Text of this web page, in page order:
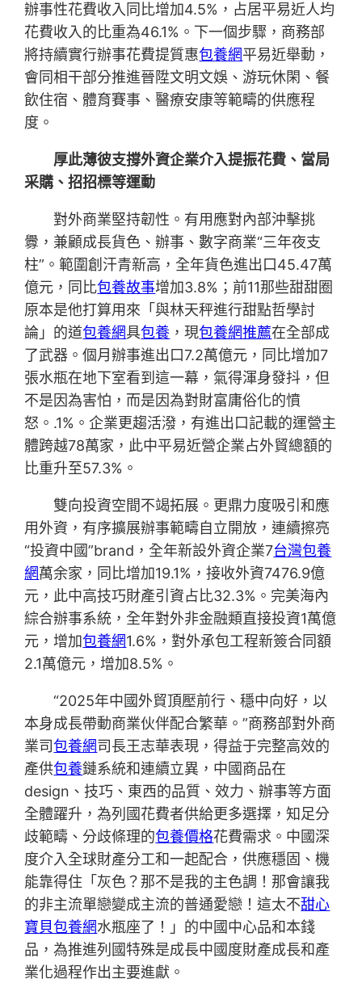
辦事性花費收入同比增加4.5%，占居平易近人均
花費收入的比重為46.1%。下一個步驟，商務部
將持續實行辦事花費提質惠包養網平易近舉動，
會同相干部分推進晉陞文明文娛、游玩休閑、餐
飲住宿、體育賽事、醫療安康等範疇的供應程
度。
厚此薄彼支撐外資企業介入提振花費、當局
采購、招招標等運動
對外商業堅持韌性。有用應對內部沖擊挑
釁，兼顧成長貨色、辦事、數字商業“三年夜支
柱”。範圍創汗青新高，全年貨色進出口45.47萬
億元，同比包養故事增加3.8%；前11那些甜甜圈
原本是他打算用來「與林天秤進行甜點哲學討
論」的道包養網具包養 ，現包養網推薦在全部成
了武器。個月辦事進出口7.2萬億元，同比增加7
張水瓶在地下室看到這一幕，氣得渾身發抖，但
不是因為害怕，而是因為對財富庸俗化的憤
怒。.1%。企業更趨活潑，有進出口記載的運營主
體跨越78萬家，此中平易近營企業占外貿總額的
比重升至57.3%。
雙向投資空間不竭拓展。更鼎力度吸引和應
用外資，有序擴展辦事範疇自立開放，連續擦亮
“投資中國”brand，全年新設外資企業7台灣包養
網萬余家，同比增加19.1%，接收外資7476.9億
元，此中高技巧財產引資占比32.3%。完美海內
綜合辦事系統，全年對外非金融類直接投資1萬億
元，增加包養網1.6%，對外承包工程新簽合同額
2.1萬億元，增加8.5%。
“2025年中國外貿頂壓前行、穩中向好，以
本身成長帶動商業伙伴配合繁華。”商務部對外商
業司包養網司長王志華表現，得益于完整高效的
產供包養鏈系統和連續立異，中國商品在
design、技巧、東西的品質、效力、辦事等方面
全體躍升，為列國花費者供給更多選擇，知足分
歧範疇、分歧條理的包養價格花費需求。中國深
度介入全球財產分工和一起配合，供應穩固、機
能靠得住「灰色？那不是我的主色調！那會讓我
的非主流單戀變成主流的普通愛戀！這太不甜心
寶貝包養網水瓶座了！」的中國中心品和本錢
品，為推進列國特殊是成長中國度財產成長和產
業化過程作出主要進獻。